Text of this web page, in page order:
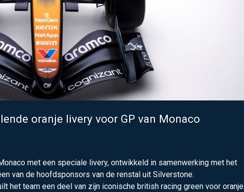
oranje livery voor GP van Monaco
met een speciale livery, ontwikkeld in samenwerking met het
van de hoofdsponsors van de renstal uit Silverstone.
het team een deel van zijn iconische british racing green voor oranje